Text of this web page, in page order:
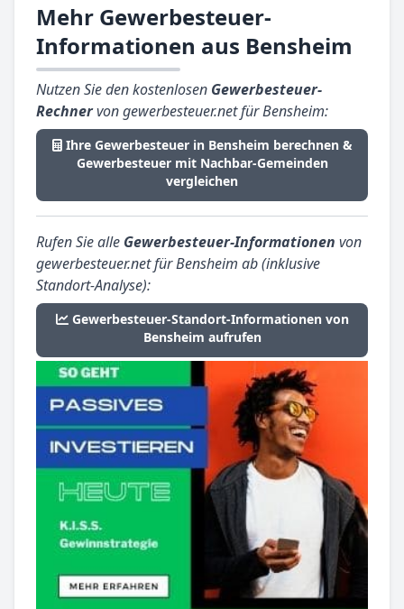
Mehr Gewerbesteuer-
Informationen aus Bensheim
Nutzen Sie den kostenlosen Gewerbesteuer-
Rechnervon gewerbesteuer.net für Bensheim:
Ihre Gewerbesteuer in Bensheim berechnen &
Gewerbesteuer mit Nachbar-Gemeinden
vergleichen
Rufen Sie alle Gewerbesteuer-Informationen von
gewerbesteuer.net für Bensheim ab (inklusive
Standort-Analyse):
Gewerbesteuer-Standort-Informationen von
Bensheim aufrufen